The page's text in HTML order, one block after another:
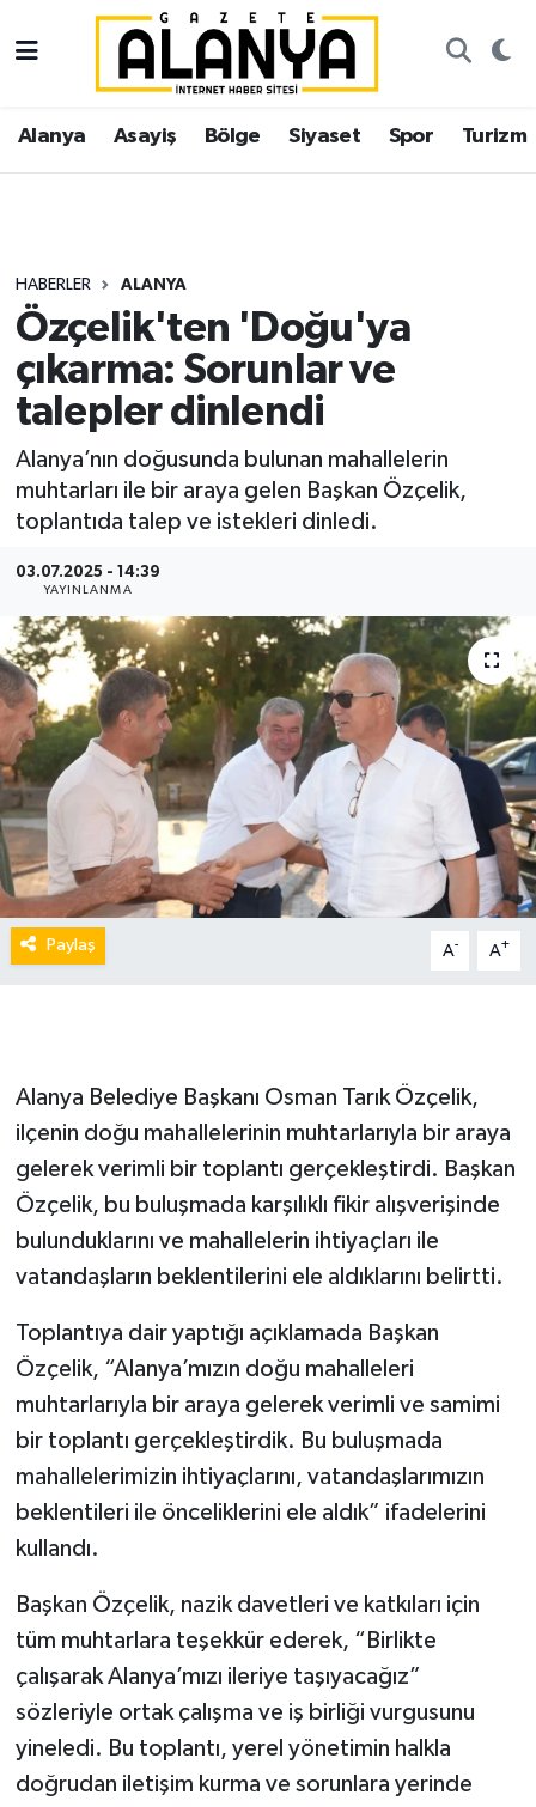
Alanya Asayiş Bölge Siyaset Spor Turizm
HABERLER ALANYA
Özçelik'ten 'Doğu'ya
çıkarma: Sorunlar ve
talepler dinlendi
Alanya’nın doğusunda bulunan mahallelerin
muhtarları ile bir araya gelen Başkan Özçelik,
toplantıda talep ve istekleri dinledi.
03.07.2025 - 14:39
YAYINLANMA
Paylaş A- A+
Alanya Belediye Başkanı Osman Tarık Özçelik,
ilçenin doğu mahallelerinin muhtarlarıyla bir araya
gelerek verimli bir toplantı gerçekleştirdi. Başkan
Özçelik, bu buluşmada karşılıklı fikir alışverişinde
bulunduklarını ve mahallelerin ihtiyaçları ile
vatandaşların beklentilerini ele aldıklarını belirtti.
Toplantıya dair yaptığı açıklamada Başkan
Özçelik, “Alanya’mızın doğu mahalleleri
muhtarlarıyla bir araya gelerek verimli ve samimi
bir toplantı gerçekleştirdik. Bu buluşmada
mahallelerimizin ihtiyaçlarını, vatandaşlarımızın
beklentileri ile önceliklerini ele aldık” ifadelerini
kullandı.
Başkan Özçelik, nazik davetleri ve katkıları için
tüm muhtarlara teşekkür ederek, “Birlikte
çalışarak Alanya’mızı ileriye taşıyacağız”
sözleriyle ortak çalışma ve iş birliği vurgusunu
yineledi. Bu toplantı, yerel yönetimin halkla
doğrudan iletişim kurma ve sorunlara yerinde
Alanya
Asayiş
Siyaset
Spor
Turizm
Ekonomi
Gazipaşa
İstanbul Nöbetçi Eczaneler
İstanbul Hava Durumu
Süper Lig Puan Durumu ve Fikstür
Tüm Manşetler
Son Dakika Haberleri
Haber Arşivi